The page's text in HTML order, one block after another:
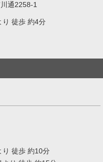
通2258-1
り 徒歩 約4分
り 徒歩 約10分